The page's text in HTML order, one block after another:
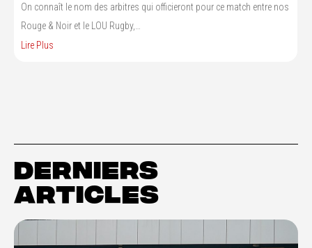
On connaît le nom des arbitres qui officieront pour ce match entre nos
Rouge & Noir et le LOU Rugby,…
Lire Plus
DERNIERS
ARTICLES